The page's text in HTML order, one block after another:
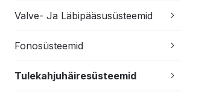
Valve- Ja Läbipääsusüsteemid
Fonosüsteemid
Tulekahjuhäiresüsteemid